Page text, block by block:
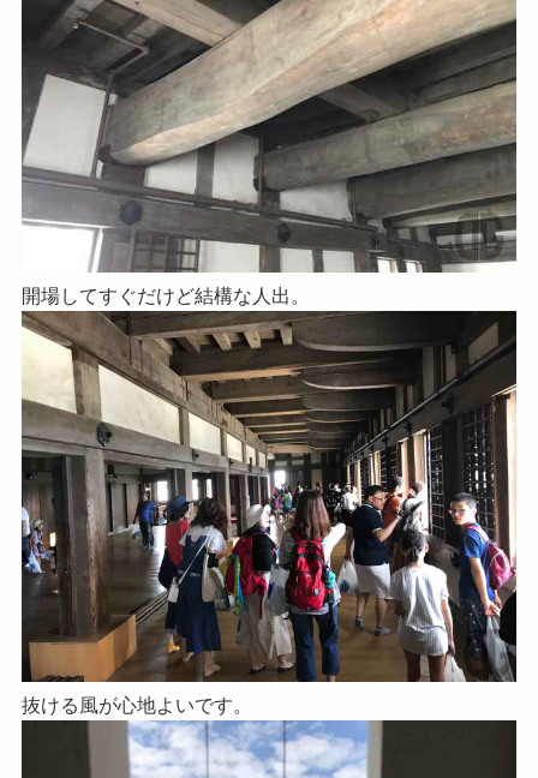
開場してすぐだけど結構な人出。
抜ける風が心地よいです。